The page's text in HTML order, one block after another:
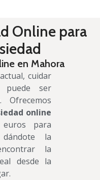
Online para
en Mahora
cuidar
puede ser
Ofrecemos
online
para
la
la
desde la